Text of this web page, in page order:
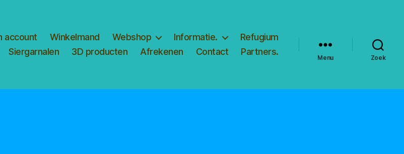
account Winkelmand Webshop Informatie.
Refugium
Siergarnalen
3D producten Afrekenen Contact Partners.
Menu Zoek